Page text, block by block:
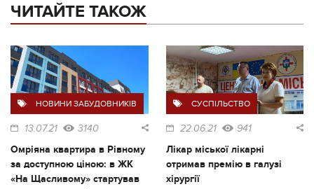
ЧИТАЙТЕ ТАКОЖ
НОВИНИ ЗАБУДОВНИКІВ
13.07.21 3140
Омріяна квартира в Рівному
за доступною ціною: в ЖК
«На Щасливому» стартував
СУСПІЛЬСТВО
22.06.21 941
Лікар міської лікарні
отримав премію в галузі
хірургії